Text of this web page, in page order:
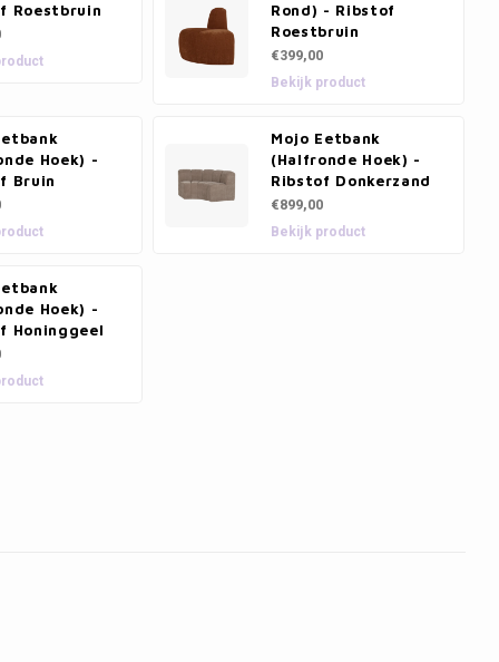
Roestbruin
Rond) - Ribstof
Roestbruin
€399,00
Bekijk product
Hoek) -
Bruin
Mojo Eetbank
(Halfronde Hoek) -
Ribstof Donkerzand
€899,00
Bekijk product
Hoek) -
Honinggeel